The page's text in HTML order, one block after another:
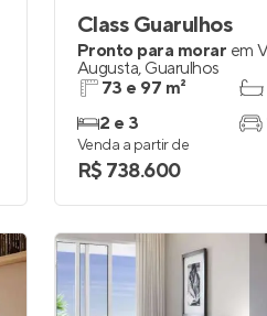
Class Guarulhos
Pronto para morar em
Augusta, Guarulhos
73 e 97 m²
2 e 3
Venda a partir de
R$ 738.600